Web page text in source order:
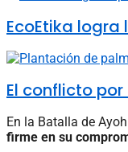
EcoEtika
El conflicto
En la Batalla de
firme en su